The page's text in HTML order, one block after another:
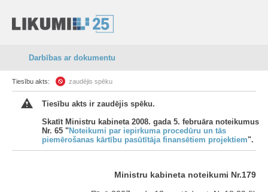
Darbības ar dokumentu
Tiesību akts: zaudējis spēku
Tiesību akts ir zaudējis spēku.
Skatīt Ministru kabineta 2008. gada 5. februāra noteikumus
Nr. 65 "Noteikumi par iepirkuma procedūru un tās
piemērošanas kārtību pasūtītāja finansētiem projektiem".
Ministru kabineta noteikumi Nr.179